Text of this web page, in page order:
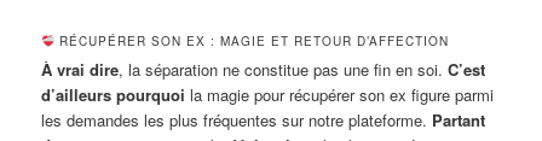
RÉCUPÉRER SON EX : MAGIE ET RETOUR D’AFFECTION
À vrai dire, la séparation ne constitue pas une fin en soi.C’est
d’ailleurs pourquoi la magie pour récupérer son ex figure parmi
les demandes les plus fréquentes sur notre plateforme. Partant